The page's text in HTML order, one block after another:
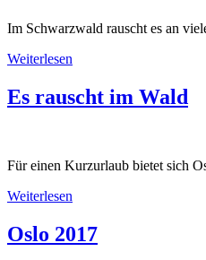
Im Schwarzwald rauscht es an
Weiterlesen
Es rauscht im Wald
Für einen Kurzurlaub bietet sich
Weiterlesen
Oslo 2017